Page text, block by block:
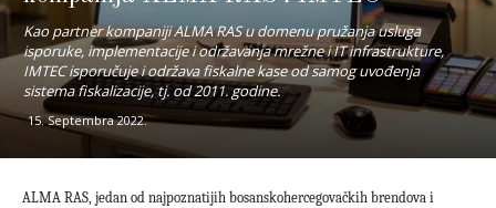
Kao partner kompaniji ALMA RAS u domenu pružanja usluga
isporuke, implementacije i održavanja mrežne i IT infrastrukture,
IMTEC isporučuje i održava fiskalne kase od samog uvođenja
sistema fiskalizacije, tj. od 2011. godine.
15. Septembra 2022.
ALMA RAS, jedan od najpoznatijih bosanskohercegovačkih brendova i